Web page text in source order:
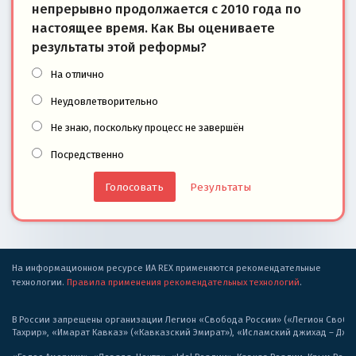
непрерывно продолжается с 2010 года по
настоящее время. Как Вы оцениваете
результаты этой реформы?
На отлично
Неудовлетворительно
Не знаю, поскольку процесс не завершён
Посредственно
Результаты
На информационном ресурсе ИА REX применяются рекомендательные
технологии. Правила применения рекомендательных технологий.
В России запрещены организации Легион «Свобода России» («Легион
Тахрир», «Имарат Кавказ» («Кавказский Эмират»), «Исламский джихад –